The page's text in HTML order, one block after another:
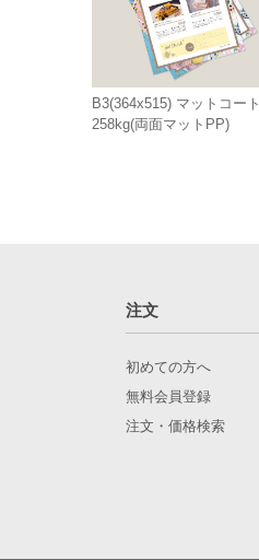
B3(364x515) マットコート
258kg(両面マットPP)
注文
初めての方へ
無料会員登録
注文・価格検索